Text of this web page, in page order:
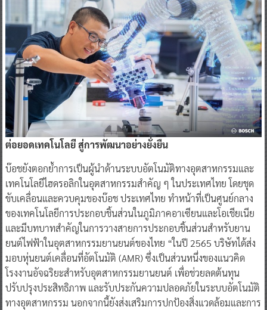
ต่อยอดเทคโนโลยี สู่การพัฒนาอย่างยั่งยืน
บ๊อชยังตอกย้ำการเป็นผู้นำด้านระบบอัตโนมัติทางอุตสาหกรรมและ
เทคโนโลยีไฮดรอลิกในอุตสาหกรรมสำคัญ ๆ ในประเทศไทย โดยชุด
ขับเคลื่อนและควบคุมของบ๊อช ประเทศไทย ทำหน้าที่เป็นศูนย์กลาง
ของเทคโนโลยีการประกอบชิ้นส่วนในภูมิภาคอาเซียนและโอเชียเนีย
และมีบทบาทสำคัญในการวางสายการประกอบชิ้นส่วนสำหรับยาน
ยนต์ไฟฟ้าในอุตสาหกรรมยานยนต์ของไทย “ในปี 2565 บริษัทได้ส่ง
มอบหุ่นยนต์เคลื่อนที่อัตโนมัติ (AMR) ซึ่งเป็นส่วนหนึ่งของแนวคิด
โรงงานอัจฉริยะสำหรับอุตสาหกรรมยานยนต์ เพื่อช่วยลดต้นทุน
ปรับปรุงประสิทธิภาพ และรับประกันความปลอดภัยในระบบอัตโนมัติ
ทางอุตสาหกรรม นอกจากนี้ยังส่งเสริมการปกป้องสิ่งแวดล้อมและการ